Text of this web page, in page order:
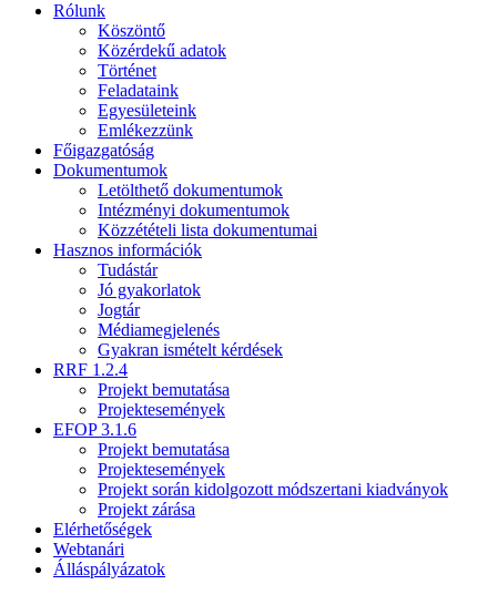
Rólunk
Köszöntő
Közérdekű adatok
Történet
Feladataink
Egyesületeink
Emlékezzünk
Főigazgatóság
Dokumentumok
Letölthető dokumentumok
Intézményi dokumentumok
Közzétételi lista dokumentumai
Hasznos információk
Tudástár
Jó gyakorlatok
Jogtár
Médiamegjelenés
Gyakran ismételt kérdések
RRF 1.2.4
Projekt bemutatása
Projektesemények
EFOP 3.1.6
Projekt bemutatása
Projektesemények
Projekt során kidolgozott módszertani kiadványok
Projekt zárása
Elérhetőségek
Webtanári
Álláspályázatok